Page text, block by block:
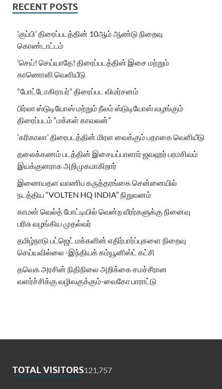
RECENT POSTS
‘குப்பி’ திரைப்படத்தின் 10ஆம் ஆண்டு நிறைவு
கொண்டாட்டம்
‘செய்! செய்யாதே! திரைப்படத்தின் இசை மற்றும்
காணொளி வெளியீடு
“போட்டோகிராபர்” திரைப்பட விமர்சனம்
பிர்லா ஸ்டுடியோஸ் மற்றும் நீலம் ஸ்டுடியோஸ் வழங்கும்
திரைப்படம் “மக்கள் காவலன்”
‘கரிகாலா’ திரைபடத்தின் மிரள வைக்கும் பதாகை வெளியீடு
தலைக்கணம் படத்தின் இசையப்பாளார் ஜவஹர் பரமசிவம்
இயக்குனராக அறிமுகமாகிறார்
இணையதள வாணிப கருத்தரங்கை சென்னையில்
நடத்திய “VOLTEN HQ INDIA” நிறுவனம்
காமன் வெல்த் போட்டியில் வென்ற வீரர்களுக்கு நினைவு
பரிசு வழங்கிய முதல்வர்
தமிழ்நாடு பட்ஜெட் மக்களின் எதிர்பார்ப்புகளை நிறைவு
செய்யவில்லை -இந்தியக் கம்யூனிஸ்ட் கட்சி
தவெக அரசின் நிதிநிலை அறிக்கை சமச்சீரான
வளர்ச்சிக்கு வழிவகுக்கும்-வைகோ பாராட்டு
TOTAL VISITORS121,757